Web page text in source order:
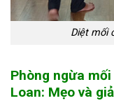
Diệt mối
Phòng ngừa
Loan: Mẹo và